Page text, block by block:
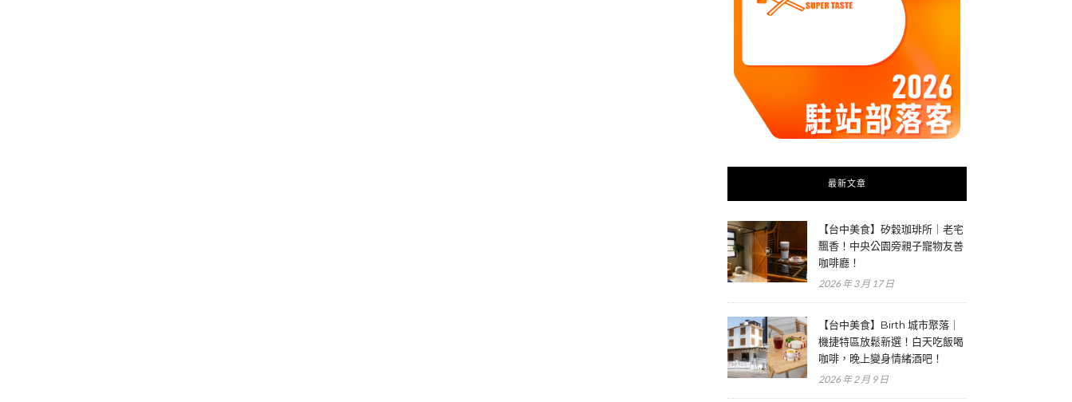
最新文章
【台中美食】矽穀珈琲所｜老宅
飄香！中央公園旁親子寵物友善
咖啡廳！
2026 年 3 月 17 日
【台中美食】Birth 城市聚落｜
機捷特區放鬆新選！白天吃飯喝
咖啡，晚上變身情緒酒吧！
2026 年 2 月 9 日